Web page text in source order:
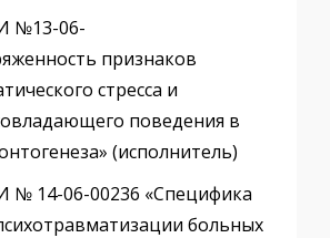
№13-06-
признаков
стресса и
поведения в
(исполнитель)
№ 14-06-00236 «Специфика
больных